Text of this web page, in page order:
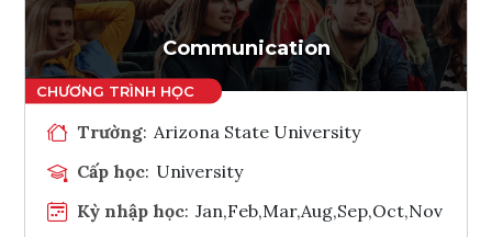
Tham vấn Interlink
Communication
Trường: Arizona State University
Cấp học: University
Kỳ nhập học: Jan,Feb,Mar,Aug,Sep,Oct,Nov